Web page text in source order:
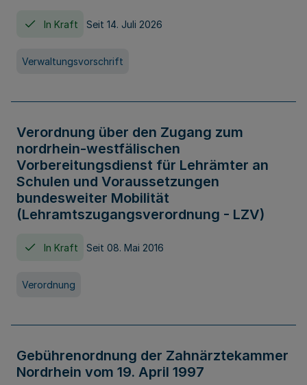
In Kraft Seit 14. Juli 2026
Verwaltungsvorschrift
Verordnung über den Zugang zum
nordrhein-westfälischen
Vorbereitungsdienst für Lehrämter an
Schulen und Voraussetzungen
bundesweiter Mobilität
(Lehramtszugangsverordnung - LZV)
In Kraft Seit 08. Mai 2016
Verordnung
Gebührenordnung der Zahnärztekammer
Nordrhein vom 19. April 1997